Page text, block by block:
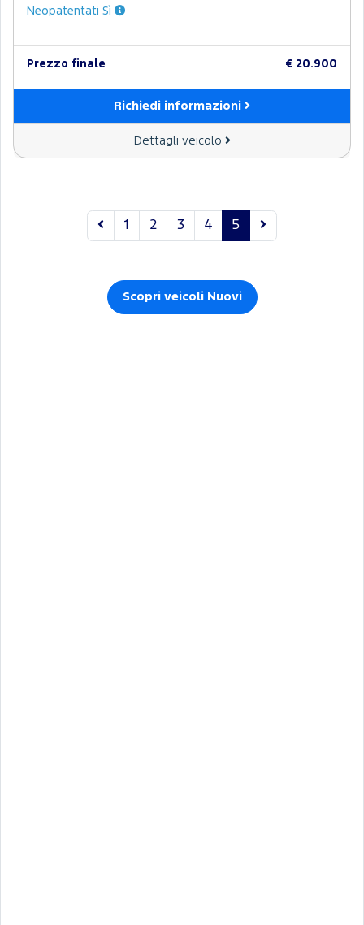
Neopatentati Sì
Prezzo finale € 20.900
Richiedi informazioni
Dettagli veicolo
1 2 3 4 5
Scopri veicoli Nuovi